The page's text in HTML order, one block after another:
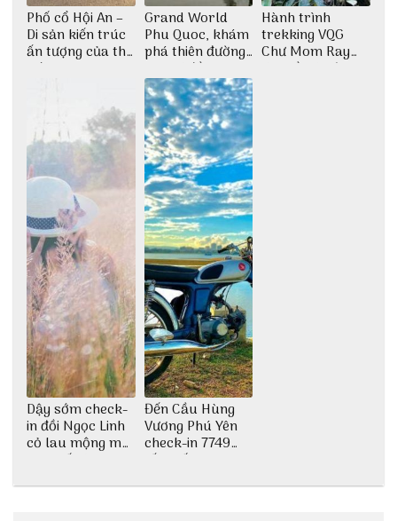
Phố cổ Hội An –
Di sản kiến trúc
ấn tượng của thế
giới
Grand World
Phu Quoc, khám
phá thiên đường
giải trí đầy sôi
động
Hành trình
trekking VQG
Chư Mom Ray
tìm về núi rừng
Dậy sớm check-
in đồi Ngọc Linh
cỏ lau mộng mơ
tại Huế nè bạn
Đến Cầu Hùng
Vương Phú Yên
check-in 7749
tấm sống ảo